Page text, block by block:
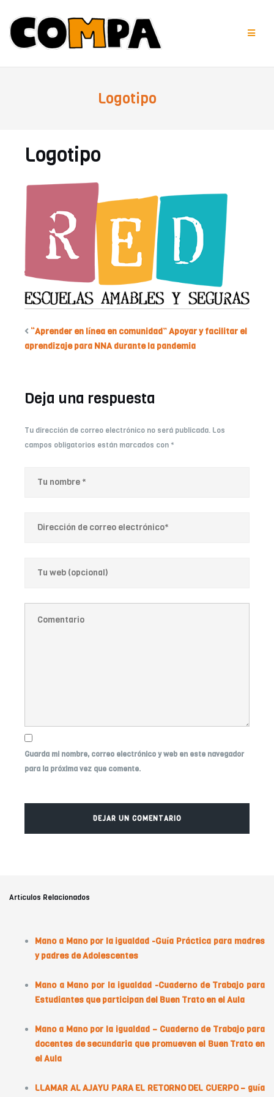
contenido
Logotipo
Logotipo
“Aprender en línea en comunidad” Apoyar y facilitar el
aprendizaje para NNA durante la pandemia
Deja una respuesta
Tu dirección de correo electrónico no será publicada. Los
campos obligatorios están marcados con*
Guarda mi nombre, correo electrónico y web en este navegador
para la próxima vez que comente.
Artículos Relacionados
Mano a Mano por la igualdad -Guía Práctica para madres
y padres de Adolescentes
Mano a Mano por la igualdad -Cuaderno de Trabajo para
Estudiantes que participan del Buen Trato en el Aula
Mano a Mano por la igualdad – Cuaderno de Trabajo para
docentes de secundaria que promueven el Buen Trato en
el Aula
LLAMAR AL AJAYU PARA EL RETORNO DEL CUERPO – guía